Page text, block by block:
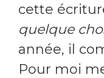
cette
quelque
année, il
Pour moi